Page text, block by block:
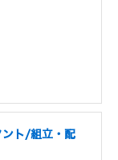
ト/組立・配